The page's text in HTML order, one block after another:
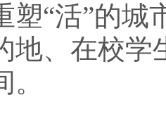
塑“活”的
地、在校学